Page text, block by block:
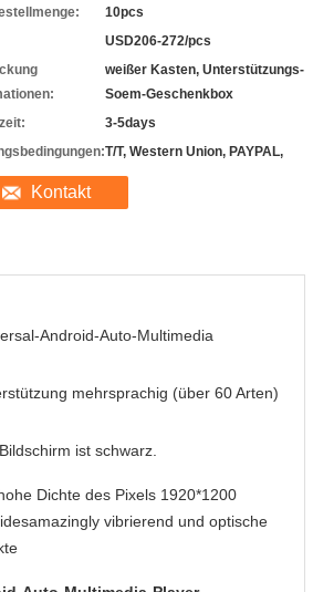
10pcs
USD206-272/pcs
weißer Kasten, Unterstützungs-
Soem-Geschenkbox
3-5days
T/T, Western Union, PAYPAL,
Kontakt
Android-Auto-Multimedia
mehrsprachig (über 60 Arten)
ist schwarz.
Dichte des Pixels 1920*1200
vibrierend und optische